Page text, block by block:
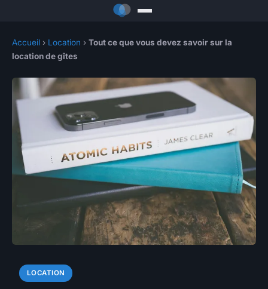
Accueil › Location › Tout ce que vous devez savoir sur la
location de gîtes
LOCATION